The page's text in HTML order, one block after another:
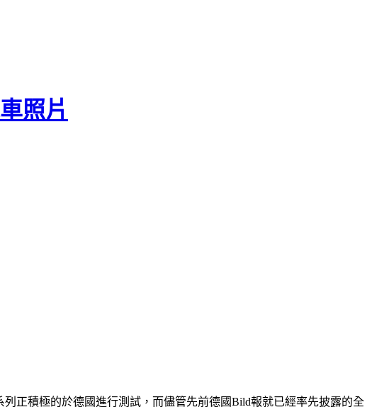
照片
正積極的於德國進行測試，而儘管先前德國Bild報就已經率先披露的全